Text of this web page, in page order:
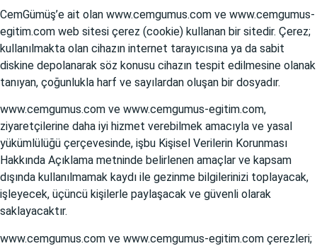
CemGümüş’e ait olan www.cemgumus.com ve www.cemgumus-
egitim.com web sitesi çerez (cookie) kullanan bir sitedir. Çerez;
kullanılmakta olan cihazın internet tarayıcısına ya da sabit
diskine depolanarak söz konusu cihazın tespit edilmesine olanak
tanıyan, çoğunlukla harf ve sayılardan oluşan bir dosyadır.
www.cemgumus.com ve www.cemgumus-egitim.com,
ziyaretçilerine daha iyi hizmet verebilmek amacıyla ve yasal
yükümlülüğü çerçevesinde, işbu Kişisel Verilerin Korunması
Hakkında Açıklama metninde belirlenen amaçlar ve kapsam
dışında kullanılmamak kaydı ile gezinme bilgilerinizi toplayacak,
işleyecek, üçüncü kişilerle paylaşacak ve güvenli olarak
saklayacaktır.
www.cemgumus.com ve www.cemgumus-egitim.com çerezleri;